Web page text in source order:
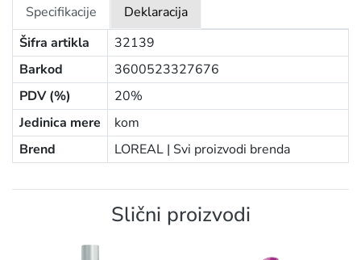
Specifikacije
Deklaracija
Šifra artikla
32139
Barkod
3600523327676
PDV (%)
20%
Jedinica mere
kom
Brend
LOREAL | Svi proizvodi brenda
Slični proizvodi